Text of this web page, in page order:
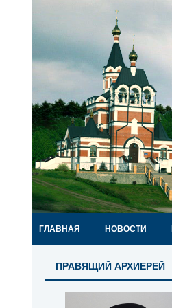
ГЛАВНАЯ НОВОСТИ
ПРАВЯЩИЙ АРХИЕРЕЙ